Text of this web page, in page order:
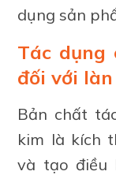
dụng sản
Tác
đối với
Bản chất
kim là kích
và tạo điều